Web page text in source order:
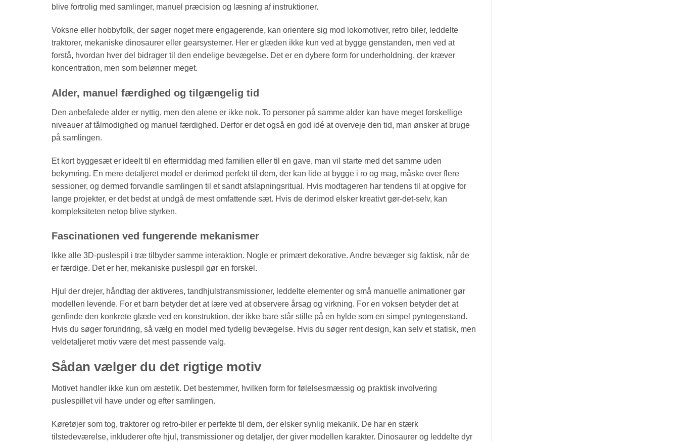
blive fortrolig med samlinger, manuel præcision og læsning af instruktioner.
Voksne eller hobbyfolk, der søger noget mere engagerende, kan orientere sig mod lokomotiver, retro biler, leddelte
traktorer, mekaniske dinosaurer eller gearsystemer. Her er glæden ikke kun ved at bygge genstanden, men ved at
forstå, hvordan hver del bidrager til den endelige bevægelse. Det er en dybere form for underholdning, der kræver
koncentration, men som belønner meget.
Alder, manuel færdighed og tilgængelig tid
Den anbefalede alder er nyttig, men den alene er ikke nok. To personer på samme alder kan have meget forskellige
niveauer af tålmodighed og manuel færdighed. Derfor er det også en god idé at overveje den tid, man ønsker at bruge
på samlingen.
Et kort byggesæt er ideelt til en eftermiddag med familien eller til en gave, man vil starte med det samme uden
bekymring. En mere detaljeret model er derimod perfekt til dem, der kan lide at bygge i ro og mag, måske over flere
sessioner, og dermed forvandle samlingen til et sandt afslapningsritual. Hvis modtageren har tendens til at opgive for
lange projekter, er det bedst at undgå de mest omfattende sæt. Hvis de derimod elsker kreativt gør-det-selv, kan
kompleksiteten netop blive styrken.
Fascinationen ved fungerende mekanismer
Ikke alle 3D-puslespil i træ tilbyder samme interaktion. Nogle er primært dekorative. Andre bevæger sig faktisk, når de
er færdige. Det er her, mekaniske puslespil gør en forskel.
Hjul der drejer, håndtag der aktiveres, tandhjulstransmissioner, leddelte elementer og små manuelle animationer gør
modellen levende. For et barn betyder det at lære ved at observere årsag og virkning. For en voksen betyder det at
genfinde den konkrete glæde ved en konstruktion, der ikke bare står stille på en hylde som en simpel pyntegenstand.
Hvis du søger forundring, så vælg en model med tydelig bevægelse. Hvis du søger rent design, kan selv et statisk, men
veldetaljeret motiv være det mest passende valg.
Sådan vælger du det rigtige motiv
Motivet handler ikke kun om æstetik. Det bestemmer, hvilken form for følelsesmæssig og praktisk involvering
puslespillet vil have under og efter samlingen.
Køretøjer som tog, traktorer og retro-biler er perfekte til dem, der elsker synlig mekanik. De har en stærk
tilstedeværelse, inkluderer ofte hjul, transmissioner og detaljer, der giver modellen karakter. Dinosaurer og leddelte dyr